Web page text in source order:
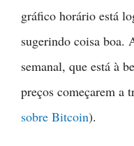
gráfico horário está
sugerindo coisa boa.
semanal, que está à
preços começarem a
sobre Bitcoin).